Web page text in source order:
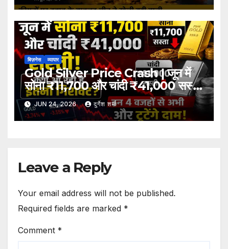
बिज़नेस व्यापार
Gold Silver Price Crash | जून में
सोना ₹11,700 और चांदी ₹41,000 सस्ती,
जानिए बड़ी वजह
JUN 24, 2026 दुर्गेश शर्मा
Leave a Reply
Your email address will not be published.
Required fields are marked *
Comment *